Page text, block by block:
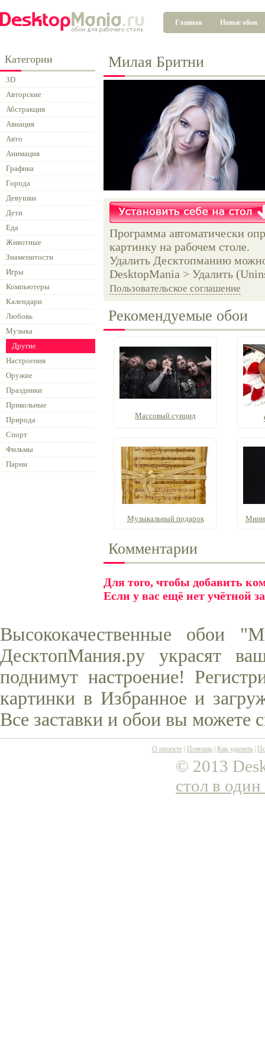
Главная Новые обои
Категории
3D
Авторские
Абстракция
Авиация
Авто
Анимация
Графика
Города
Девушки
Дети
Еда
Животные
Знаменитости
Игры
Компьютеры
Календари
Любовь
Музыка
Другие
Настроения
Оружие
Праздники
Прикольные
Природа
Спорт
Фильмы
Парни
Милая Бритни
Программа автоматически
картинку на рабочем столе.
Удалить Десктопманию
DesktopMania > Удалить
Пользовательское соглашение
Рекомендуемые обои
Массовый суицид
Музыкальный подарок
Комментарии
Для того, чтобы добавить
Если у вас ещё нет учётной
Высококачественные обои
ДесктопМания.ру украсят
поднимут настроение!
картинки в Избранное и
Все заставки и обои вы можете
О проекте Помощь Как удалить
© 2013
стол в